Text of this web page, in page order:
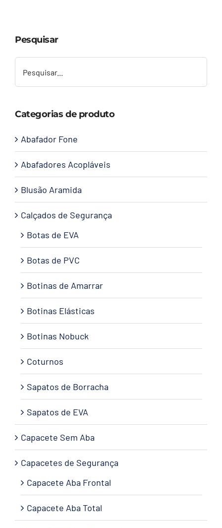
Contato
Pesquisar
Categorias de produto
Abafador Fone
Abafadores Acopláveis
Blusão Aramida
Calçados de Segurança
Botas de EVA
Botas de PVC
Botinas de Amarrar
Botinas Elásticas
Botinas Nobuck
Coturnos
Sapatos de Borracha
Sapatos de EVA
Capacete Sem Aba
Capacetes de Segurança
Capacete Aba Frontal
Capacete Aba Total